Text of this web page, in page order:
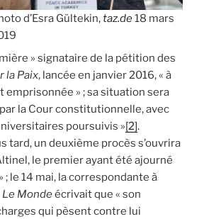
d’Esra Gültekin,taz.de18 mars
» signataire de la pétition des
la Paix, lancée en janvier 2016, « à
» ; sa situation sera
la Cour constitutionnelle, avec
poursuivis »[2].
tard, un deuxième procès s’ouvrira
le premier ayant été ajourné
; le 14 mai, la correspondante à
Le Mondeécrivait que « son
qui pèsent contre lui